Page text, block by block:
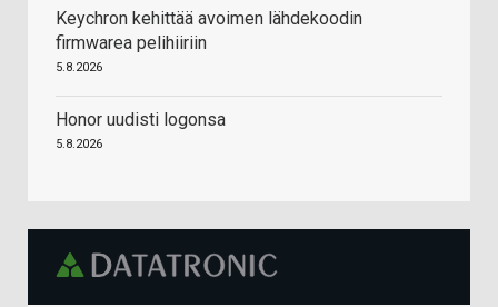
Keychron kehittää avoimen lähdekoodin
firmwarea pelihiiriin
5.8.2026
Honor uudisti logonsa
5.8.2026